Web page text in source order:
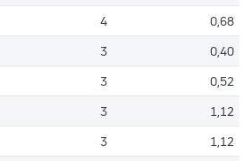
4
0,68
3
0,40
3
0,52
3
1,12
3
1,12